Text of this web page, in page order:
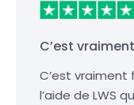
C’est
C’est vraiment
l’aide de LWS